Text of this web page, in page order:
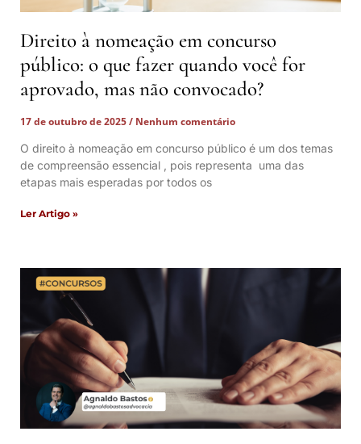
Direito à nomeação em concurso
público: o que fazer quando você for
aprovado, mas não convocado?
17 de outubro de 2025
Nenhum comentário
O direito à nomeação em concurso público é um dos temas
de compreensão essencial , pois representa uma das
etapas mais esperadas por todos os
Ler Artigo »